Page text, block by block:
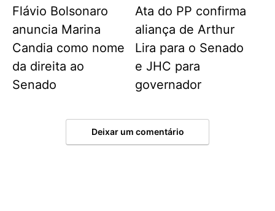
Flávio Bolsonaro
anuncia Marina
Candia como nome
da direita ao
Senado
Ata do PP confirma
aliança de Arthur
Lira para o Senado
e JHC para
governador
Deixar um comentário